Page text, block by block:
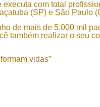
com total
(SP) e São Paulo
de mais de 5.000 mil
também realizar o seu
vidas”